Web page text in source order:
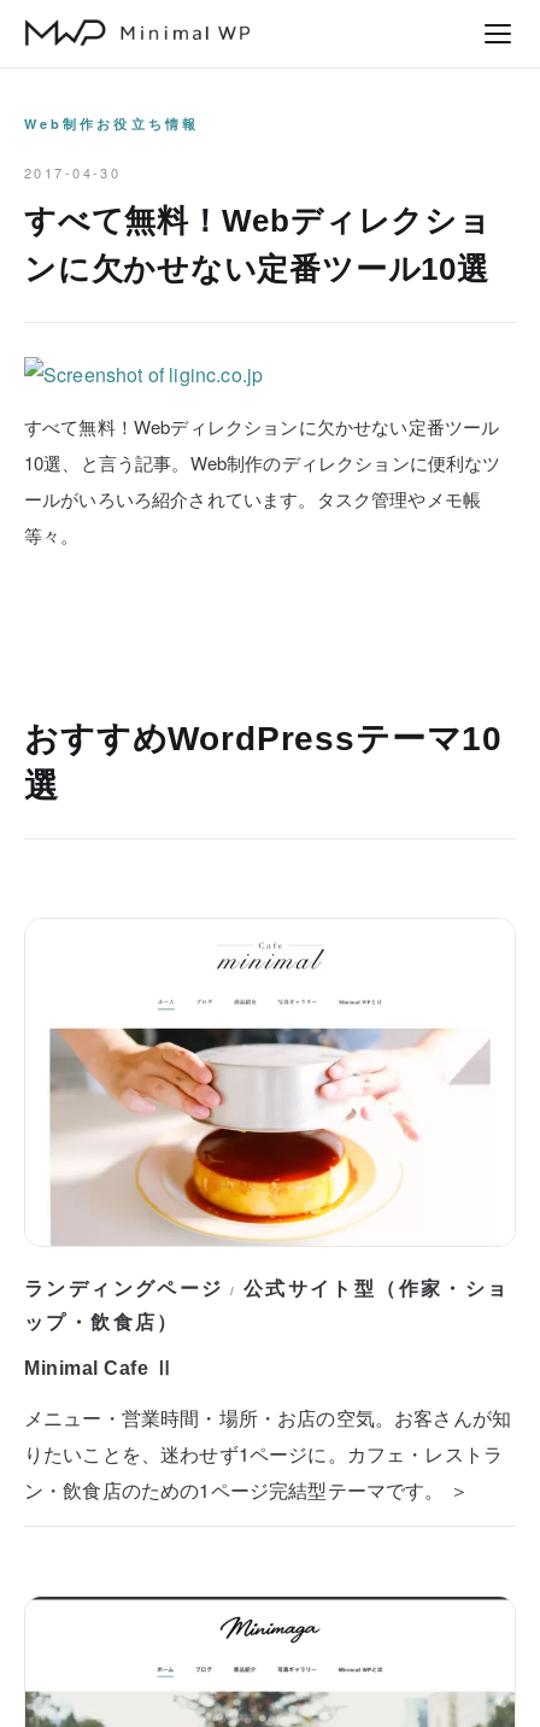
Web制作お役立ち情報
2017-04-30
すべて無料！Webディレクショ
ンに欠かせない定番ツール10選
すべて無料！Webディレクションに欠かせない定番ツール
10選、と言う記事。Web制作のディレクションに便利なツ
ールがいろいろ紹介されています。タスク管理やメモ帳
等々。
おすすめWordPressテーマ10
選
ランディングページ / 公式サイト型（作家・ショ
ップ・飲食店）
Minimal Cafe Ⅱ
メニュー・営業時間・場所・お店の空気。お客さんが知
りたいことを、迷わせず1ページに。カフェ・レストラ
ン・飲食店のための1ページ完結型テーマです。 ＞